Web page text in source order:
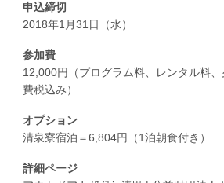
申込締切
2018年1月31日（水）
参加費
12,000円（プログラム料、レンタル料
費税込み）
オプション
清泉寮宿泊＝6,804円（1泊朝食付き）
詳細ページ